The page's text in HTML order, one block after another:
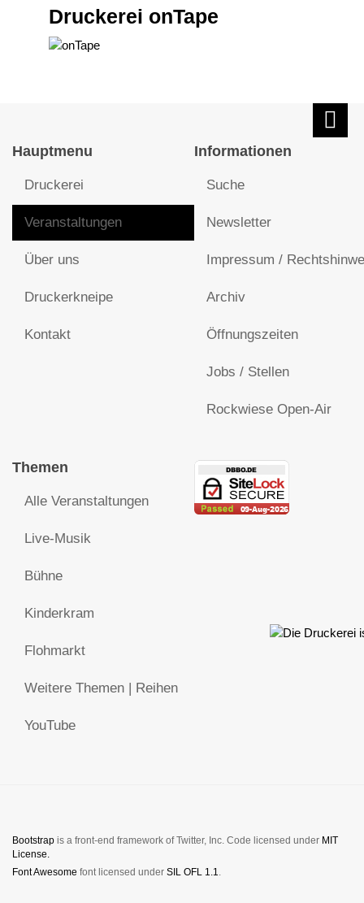
Druckerei onTape
Hauptmenu
Druckerei
Veranstaltungen
Über uns
Druckerkneipe
Kontakt
Informationen
Suche
Newsletter
Impressum /
Archiv
Öffnungszeiten
Jobs / Stellen
Rockwiese Open-Air
Themen
Alle Veranstaltungen
Live-Musik
Bühne
Kinderkram
Flohmarkt
Weitere Themen | Reihen
YouTube
Bootstrap is a front-end framework of Twitter, Inc. Code licensed under MIT
License.
Font Awesome font licensed under SIL OFL 1.1